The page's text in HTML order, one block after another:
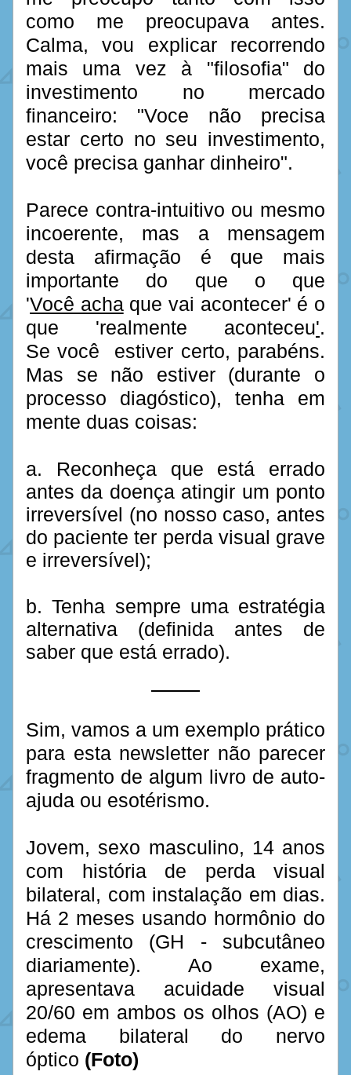
como me preocupava antes.
Calma, vou explicar recorrendo
mais uma vez à "filosofia" do
investimento no mercado
financeiro: "Voce não precisa
estar certo no seu investimento,
você precisa ganhar dinheiro".
Parece contra-intuitivo ou mesmo
incoerente, mas a mensagem
desta afirmação é que mais
importante do que o que
'Você acha que vai acontecer' é o
que 'realmente aconteceu'.
Se você  estiver certo, parabéns.
Mas se não estiver (durante o
processo diagóstico), tenha em
mente duas coisas:
a. Reconheça que está errado
antes da doença atingir um ponto
irreversível (no nosso caso, antes
do paciente ter perda visual grave
e irreversível);
b. Tenha sempre uma estratégia
alternativa (definida antes de
saber que está errado).
Sim, vamos a um exemplo prático
para esta newsletter não parecer
fragmento de algum livro de auto-
ajuda ou esotérismo.
Jovem, sexo masculino, 14 anos
com história de perda visual
bilateral, com instalação em dias.
Há 2 meses usando hormônio do
crescimento (GH - subcutâneo
diariamente). Ao exame,
apresentava acuidade visual
20/60 em ambos os olhos (AO) e
edema bilateral do nervo
óptico (Foto)